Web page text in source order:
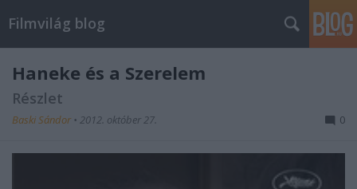
Filmvilág blog
Haneke és a Szerelem
Részlet
Baski Sándor • 2012. október 27. 0